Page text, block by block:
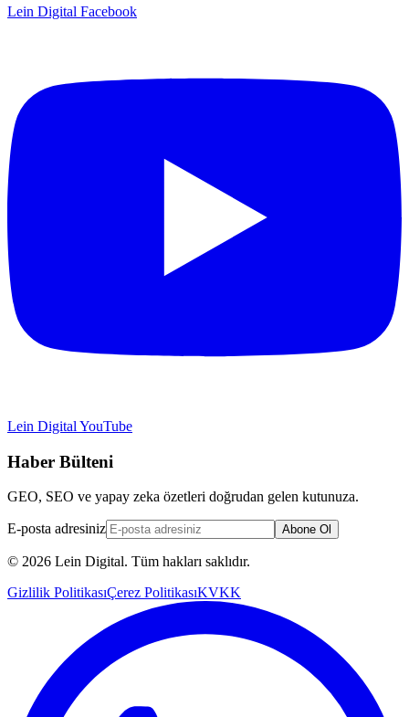
Lein Digital Facebook
Lein Digital YouTube
Haber Bülteni
GEO, SEO ve yapay zeka özetleri doğrudan gelen kutunuza.
E-posta adresiniz Abone Ol
© 2026 Lein Digital. Tüm hakları saklıdır.
Gizlilik PolitikasıÇerez PolitikasıKVKK